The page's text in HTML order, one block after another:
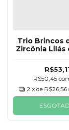
Trio Brincos
Zircônia Lilás
R$50,45
2 x de R$26,56